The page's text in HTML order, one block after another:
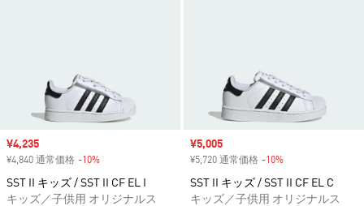
セール価格
¥4,235
¥4,840 通常価格 -10%
SST II キッズ / SST II CF EL I
キッズ／子供用 オリジナルス
セール価格
¥5,005
¥5,720 通常価格 -10%
SST II キッズ / SST II CF EL C
キッズ／子供用 オリジナルス